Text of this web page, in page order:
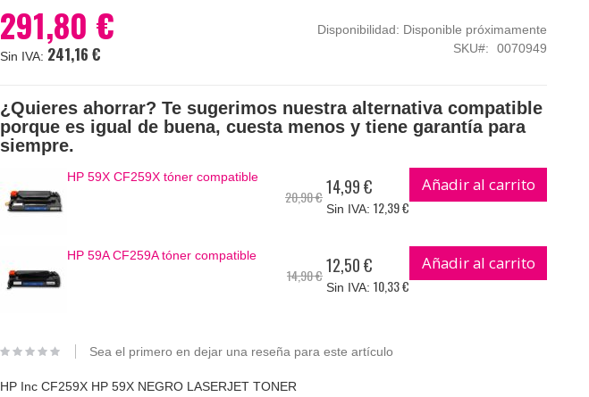
291,80 €
241,16 €
Disponibilidad: Disponible próximamente
SKU
0070949
¿Quieres ahorrar? Te sugerimos nuestra alternativa compatible
porque es igual de buena, cuesta menos y tiene garantía para
siempre.
HP 59X CF259X tóner compatible
20,90 €
Precio
especial
14,99 €
12,39 €
Añadir al carrito
HP 59A CF259A tóner compatible
14,90 €
Precio
especial
12,50 €
10,33 €
Añadir al carrito
Sea el primero en dejar una reseña para este artículo
HP Inc CF259X HP 59X NEGRO LASERJET TONER